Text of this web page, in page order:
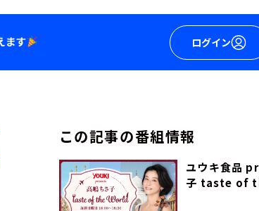
ログイン
この記事の番組情報
ユウキ食品
子 taste of